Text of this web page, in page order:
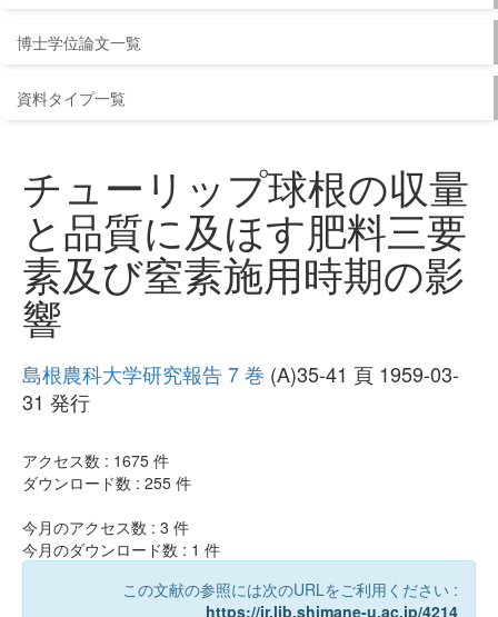
博士学位論文一覧
資料タイプ一覧
チューリップ球根の収量
と品質に及ほす肥料三要
素及び窒素施用時期の影
響
島根農科大学研究報告 7 巻 (A)35-41 頁 1959-03-
31 発行
アクセス数 : 1675 件
ダウンロード数 : 255 件
今月のアクセス数 : 3 件
今月のダウンロード数 : 1 件
この文献の参照には次のURLをご利用ください :
https://ir.lib.shimane-u.ac.jp/4214